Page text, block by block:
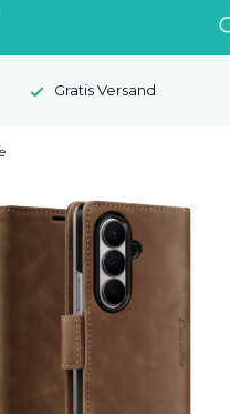
Gratis Versand